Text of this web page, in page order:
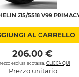
215/5518 V99
AL CARRELLO
206.00 €
esclusa ecotassa.CLICCA QUI
Prezzo unitario: